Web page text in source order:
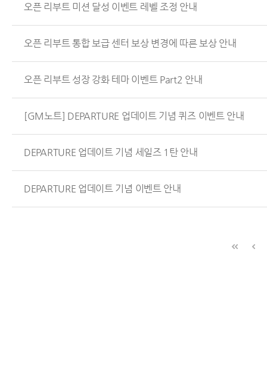
오픈 리부트 미션 달성 이벤트 레벨 조정 안내
오픈 리부트 통합 보급 센터 보상 변경에 따른 보상 안내
오픈 리부트 성장 강화 테마 이벤트 Part2 안내
[GM노트] DEPARTURE 업데이트 기념 퀴즈 이벤트 안내
DEPARTURE 업데이트 기념 세일즈 1탄 안내
DEPARTURE 업데이트 기념 이벤트 안내